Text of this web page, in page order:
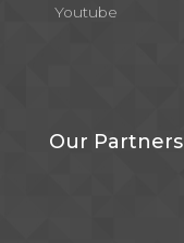
Youtube
Our Partners